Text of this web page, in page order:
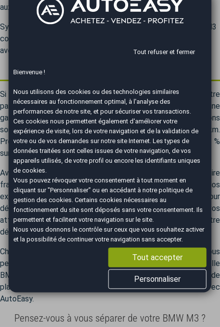
aux 24 Heures de Spa.
Symbole de performance et de plaisir de conduite, la BMW M3
continue d’évoluer sans jamais trahir son héritage, incarnant
avec brio l’esprit de la marque bavaroise.
Ou acheter une BMW M3 au meilleur prix ?
Si vous recherchez une BMW M3, AutoEasy est votre
partenaire automobile incontournable. Nous vous offrons une
gamme complète de véhicules BMW M3, des occasions
soigneusement sélectionnées aux véhicules neufs 0 km.
Profitez de remises exceptionnelles pouvant atteindre 30 %
sur votre future BMW M3.
Avec plus de 50 agences réparties sur tout le territoire
français, nous sommes toujours à proximité de chez vous. Nos
experts automobiles vous guideront avec précision pour
dénicher le modèle BMW M3 parfaitement adapté à vos
attentes. Notre équipe sera à vos côtés tout au long de votre
démarche d'achat, du premier conseil jusqu'à la finalisation.
Chez AutoEasy, nous gérons l'ensemble des formalités, vous
permettant de vous concentrer sur le plaisir de votre nouvelle
BMW M3. L'acquisition d'un véhicule devient un moment de
plaisir et de simplicité. Transformez votre projet en réalité avec
AutoEasy.
Pensez-vous à vous séparer de votre BMW M3 ?
Tout refuser et fermer
Bienvenue !
Nous utilisons des cookies ou des technologies similaires
nécessaires au fonctionnement optimal, à l'analyse des
performances de notre site, et pour sécuriser vos transactions.
Ces cookies nous permettent également d'améliorer votre
expérience de visite, lors de votre navigation et de la validation de
votre ou de vos demandes sur notre site Internet. Les types de
données traitées sont celles issues de votre navigation, de vos
appareils utilisés, de votre profil ou encore les identifiants uniques
de cookies.
Vous pouvez révoquer votre consentement à tout moment en
cliquant sur "Personnaliser" ou en accédant à notrepolitique de
gestion des cookies . Certains cookies nécessaires au
fonctionnement du site sont déposés sans votre consentement. Ils
permettent et facilitent votre navigation sur le site.
Nous vous donnons le contrôle sur ceux que vous souhaitez activer
et la possibilité de continuer votre navigation sans accepter.
Tout accepter
Personnaliser